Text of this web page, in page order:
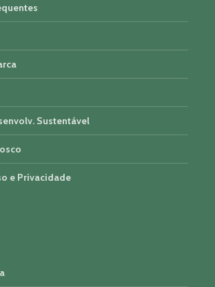
Sustentável
e Privacidade